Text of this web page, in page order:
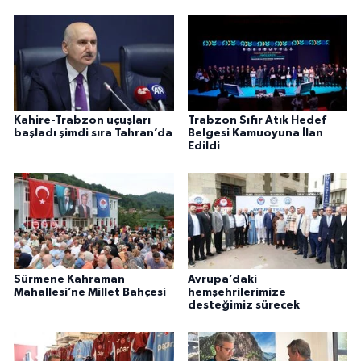
Kahire-Trabzon uçuşları
başladı şimdi sıra Tahran’da
Trabzon Sıfır Atık Hedef
Belgesi Kamuoyuna İlan
Edildi
Sürmene Kahraman
Mahallesi’ne Millet Bahçesi
Avrupa’daki
hemşehrilerimize
desteğimiz sürecek